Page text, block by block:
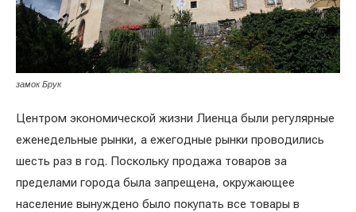
замок Брук
Центром экономической жизни Лиенца были регулярные
еженедельные рынки, а ежегодные рынки проводились
шесть раз в год. Поскольку продажа товаров за
пределами города была запрещена, окружающее
население вынуждено было покупать все товары в